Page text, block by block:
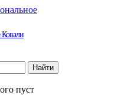
Найти
пуст